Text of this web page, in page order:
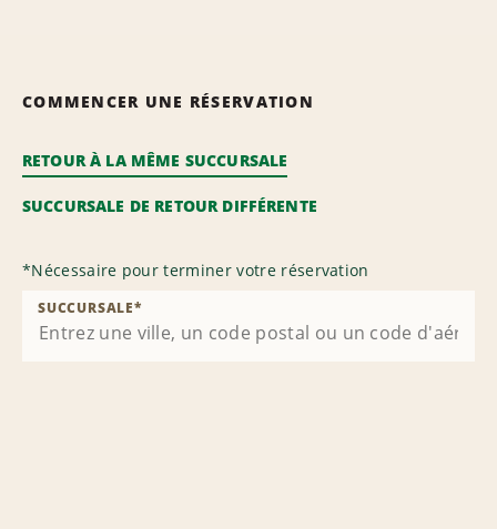
COMMENCER UNE RÉSERVATION
RETOUR À LA MÊME SUCCURSALE
SUCCURSALE DE RETOUR DIFFÉRENTE
*Nécessaire pour terminer votre réservation
SUCCURSALE*